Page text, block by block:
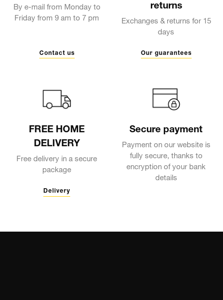
By e-mail from Monday to
Friday from 9 am to 7 pm
Contact us
returns
Exchanges & returns for 15
days
Our guarantees
FREE HOME
DELIVERY
Free delivery in a secure
package
Delivery
Secure payment
Payment on our website is
fully secure, thanks to
encryption of your bank
details